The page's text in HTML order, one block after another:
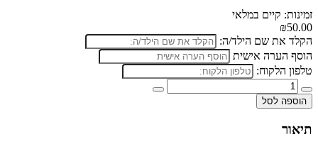
זמינות: קיים במלאי
₪50.00
הקלד את שם הילד/ה:
הוסף הערה אישית
טלפון הלקוח:
הוספה לסל
תיאור